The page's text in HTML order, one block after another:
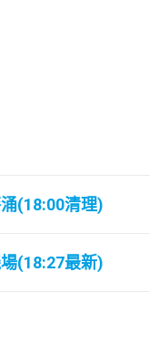
(18:00清理)
(18:27最新)